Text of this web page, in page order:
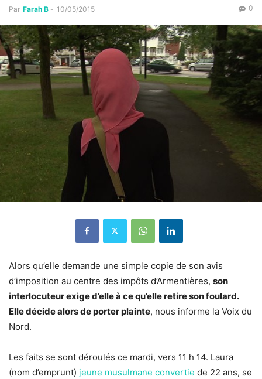
Par Farah B - 10/05/2015 0
Alors qu’elle demande une simple copie de son avis
d’imposition au centre des impôts d’Armentières, son
interlocuteur exige d’elle à ce qu’elle retire son foulard.
Elle décide alors de porter plainte, nous informe la Voix du
Nord.
Les faits se sont déroulés ce mardi, vers 11 h 14. Laura
(nom d’emprunt) jeune musulmane convertie de 22 ans, se